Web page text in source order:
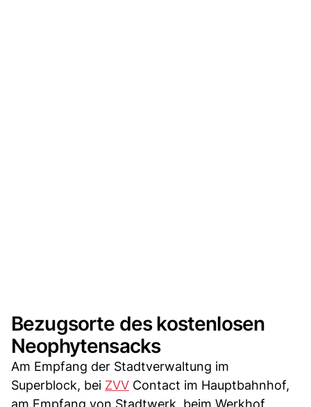
Bezugsorte des kostenlosen
Neophytensacks
Am Empfang der Stadtverwaltung im
Superblock, bei ZVV Contact im Hauptbahnhof,
am Empfang von Stadtwerk, beim Werkhof